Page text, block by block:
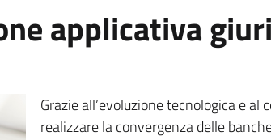
applicativa
Grazie all’evoluzione tecnologica e
realizzare la convergenza delle